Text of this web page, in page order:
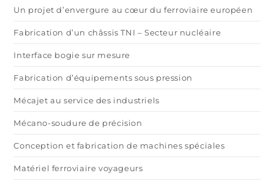
Un projet d’envergure au cœur du ferroviaire européen
Fabrication d’un châssis TNI – Secteur nucléaire
Interface bogie sur mesure
Fabrication d’équipements sous pression
Mécajet au service des industriels
Mécano-soudure de précision
Conception et fabrication de machines spéciales
Matériel ferroviaire voyageurs